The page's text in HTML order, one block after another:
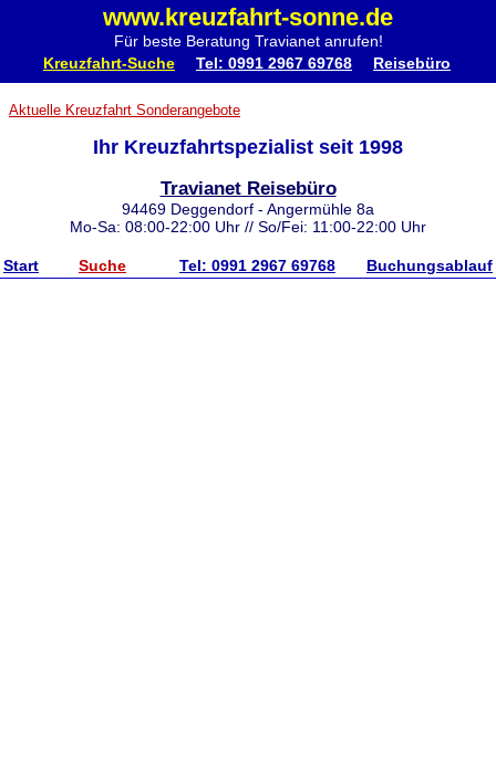
www.kreuzfahrt-sonne.de
Für beste Beratung Travianet anrufen!
Kreuzfahrt-Suche Tel: 0991 2967 69768 Reisebüro
Aktuelle Kreuzfahrt Sonderangebote
Ihr Kreuzfahrtspezialist seit 1998
Travianet Reisebüro
94469 Deggendorf - Angermühle 8a
Mo-Sa: 08:00-22:00 Uhr // So/Fei: 11:00-22:00 Uhr
Start Suche Tel: 0991 2967 69768 Buchungsablauf